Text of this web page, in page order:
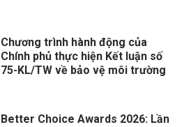
Chương trình hành động của
Chính phủ thực hiện Kết luận số
75-KL/TW về bảo vệ môi trường
Better Choice Awards 2026: Lần